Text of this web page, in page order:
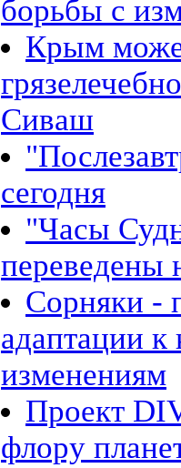
борьбы с
Крым
Сиваш
сегодня
"Часы
переведены
Сорняки -
адаптации к
изменениям
Проект
флору